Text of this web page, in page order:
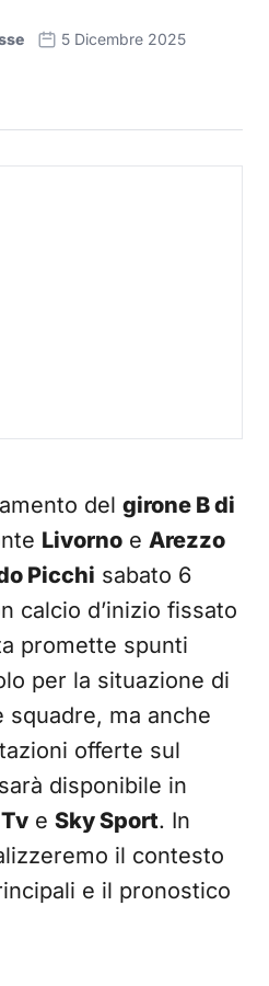
5 Dicembre 2025
del girone B di
Livorno e Arezzo
Picchi sabato 6
calcio d’inizio fissato
promette spunti
per la situazione di
squadre, ma anche
offerte sul
disponibile in
e Sky Sport. In
il contesto
e il pronostico